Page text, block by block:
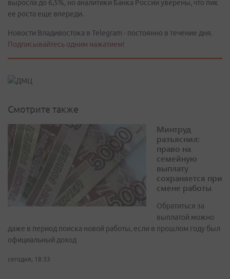
выросла до 6,5%, но аналитики Банка России уверены, что пик
ее роста еще впереди.
Новости Владивостока в Telegram - постоянно в течение дня.
Подписывайтесь одним нажатием!
Смотрите также
Минтруд
разъяснил:
право на
семейную
выплату
сохраняется при
смене работы
Обратиться за
выплатой можно
даже в период поиска новой работы, если в прошлом году был
официальный доход
сегодня, 18:33